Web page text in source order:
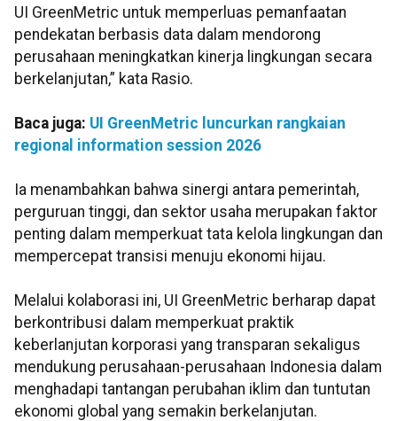
UI GreenMetric untuk memperluas pemanfaatan
pendekatan berbasis data dalam mendorong
perusahaan meningkatkan kinerja lingkungan secara
berkelanjutan,” kata Rasio.
Baca juga: UI GreenMetric luncurkan rangkaian
regional information session 2026
Ia menambahkan bahwa sinergi antara pemerintah,
perguruan tinggi, dan sektor usaha merupakan faktor
penting dalam memperkuat tata kelola lingkungan dan
mempercepat transisi menuju ekonomi hijau.
Melalui kolaborasi ini, UI GreenMetric berharap dapat
berkontribusi dalam memperkuat praktik
keberlanjutan korporasi yang transparan sekaligus
mendukung perusahaan-perusahaan Indonesia dalam
menghadapi tantangan perubahan iklim dan tuntutan
ekonomi global yang semakin berkelanjutan.